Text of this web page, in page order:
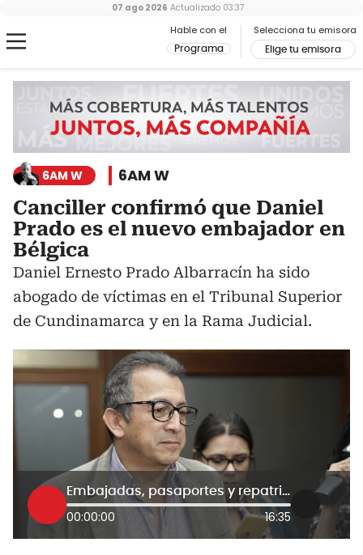
Hable con el
Programa
Selecciona tu emisora
Elige tu emisora
07 ago 2026 Actualizado 03:37
6AM W 6AM W
Canciller confirmó que Daniel
Prado es el nuevo embajador en
Bélgica
Daniel Ernesto Prado Albarracín ha sido
abogado de víctimas en el Tribunal Superior
de Cundinamarca y en la Rama Judicial.
Embajadas, pasaportes y repatriación de colombianos: los temas del canciller en La W
00:00:00 16:35